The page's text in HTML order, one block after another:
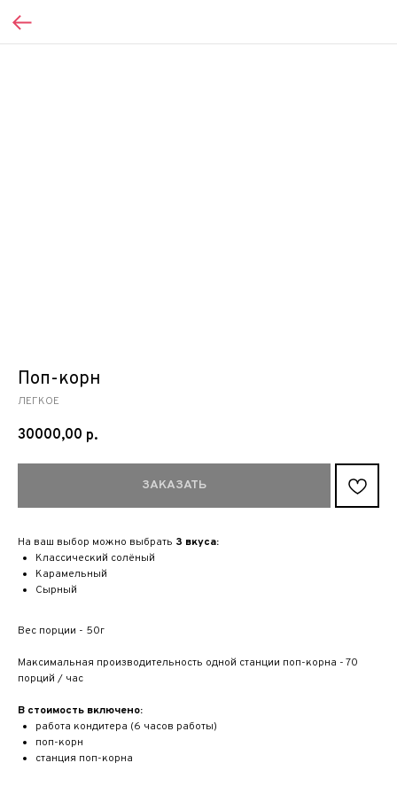
Поп-корн
ЛЕГКОЕ
30000,00 р.
ЗАКАЗАТЬ
На ваш выбор можно выбрать 3 вкуса:
Классический солёный
Карамельный
Сырный
Вес порции - 50г
Максимальная производительность одной станции поп-корна - 70
порций / час
В стоимость включено:
работа кондитера (6 часов работы)
поп-корн
станция поп-корна